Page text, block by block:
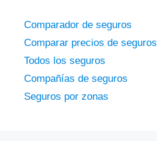
Comparador de seguros
Comparar precios de seguros
Todos los seguros
Compañías de seguros
Seguros por zonas